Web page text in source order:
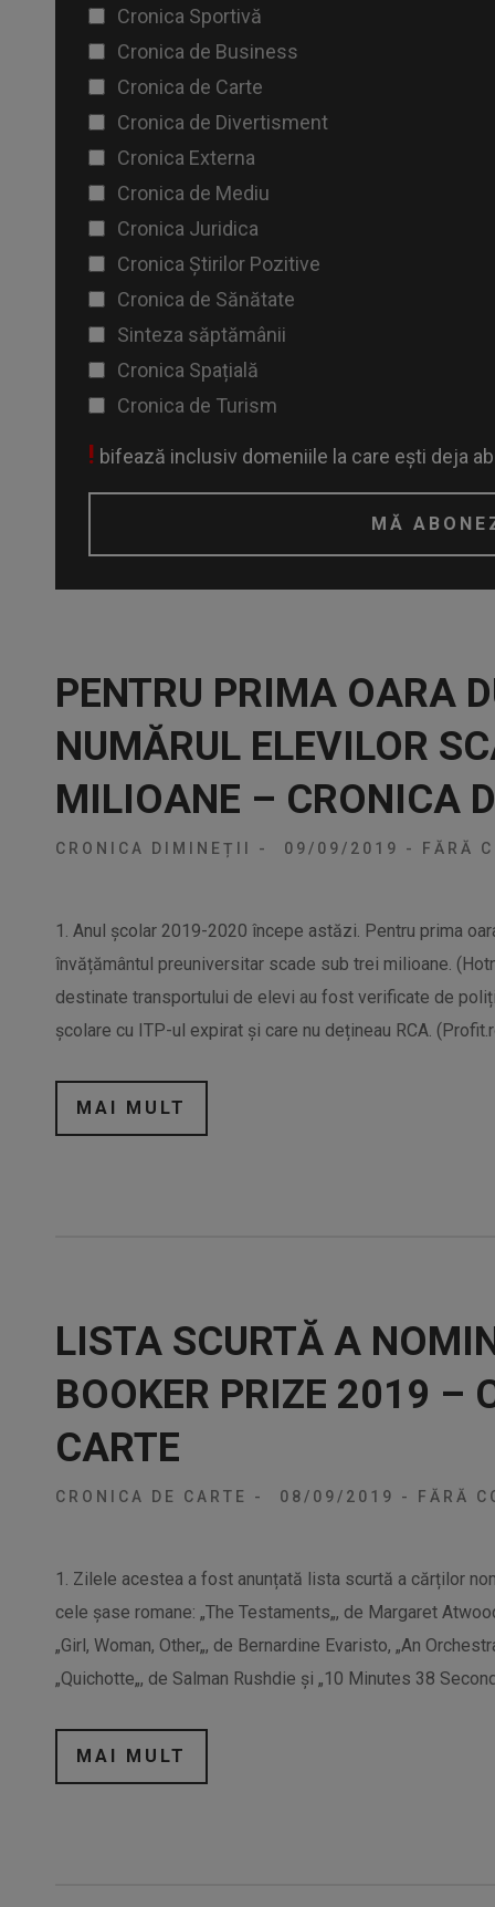
Cronica Sportivă
Cronica de Business
Cronica de Carte
Cronica de Divertisment
Cronica Externa
Cronica de Mediu
Cronica Juridica
Cronica Știrilor Pozitive
Cronica de Sănătate
Sinteza săptămânii
Cronica Spațială
Cronica de Turism
! bifează inclusiv domeniile la care ești deja
PENTRU PRIMA OARA
NUMĂRUL ELEVILOR
MILIOANE – CRONICA
CRONICA DIMINEȚII - 09/09/2019 - FĂRĂ
1. Anul școlar 2019-2020 începe astăzi. Pentru prima
învățământul preuniversitar scade sub trei milioane.
destinate transportului de elevi au fost verificate de
școlare cu ITP-ul expirat și care nu dețineau RCA.
MAI MULT
LISTA SCURTĂ A
BOOKER PRIZE 2019 –
CARTE
CRONICA DE CARTE - 08/09/2019 - FĂRĂ
1. Zilele acestea a fost anunțată lista scurtă a cărților
cele șase romane: „The Testaments„, de Margaret
„Girl, Woman, Other„, de Bernardine Evaristo, „An
„Quichotte„, de Salman Rushdie și „10 Minutes 38
MAI MULT